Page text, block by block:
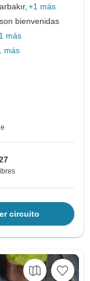
+1 más
bienvenidas
más
más
circuito